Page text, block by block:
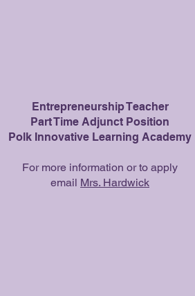
Entrepreneurship Teacher
Part Time Adjunct Position
Polk Innovative Learning Academy
For more information or to apply
email Mrs. Hardwick